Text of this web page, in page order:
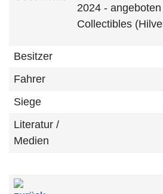
2024 -
Collectibles
Besitzer
Fahrer
Siege
Literatur /
Medien